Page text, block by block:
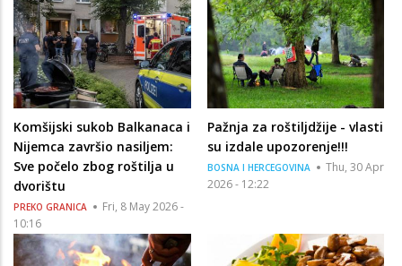
Komšijski sukob Balkanaca i
Nijemca završio nasiljem:
Sve počelo zbog roštilja u
dvorištu
PREKO GRANICA
Fri, 8 May 2026 -
10:16
Pažnja za roštiljdžije - vlasti
su izdale upozorenje!!!
BOSNA I HERCEGOVINA
Thu, 30 Apr
2026 - 12:22